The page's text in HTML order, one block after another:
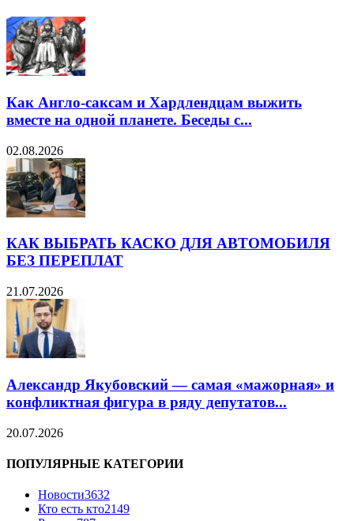
Как Англо-саксам и Хардлендцам выжить
вместе на одной планете. Беседы с...
02.08.2026
КАК ВЫБРАТЬ КАСКО ДЛЯ АВТОМОБИЛЯ
БЕЗ ПЕРЕПЛАТ
21.07.2026
Александр Якубовский — самая «мажорная» и
конфликтная фигура в ряду депутатов...
20.07.2026
ПОПУЛЯРНЫЕ КАТЕГОРИИ
Новости3632
Кто есть кто2149